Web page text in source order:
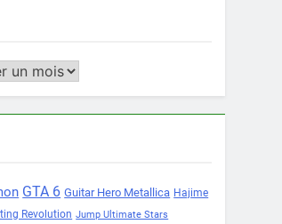
GTA 6 Guitar Hero Metallica Hajime
Revolution Jump Ultimate Stars